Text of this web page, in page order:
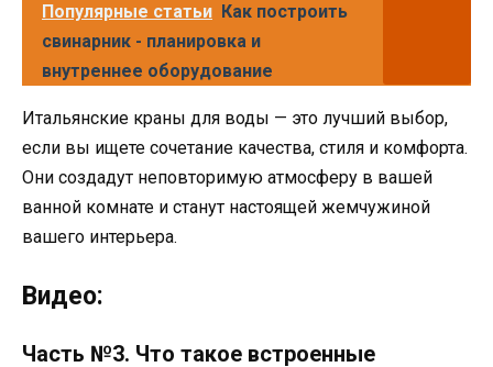
Популярные статьи Как построить
свинарник - планировка и
внутреннее оборудование
Итальянские краны для воды — это лучший выбор,
если вы ищете сочетание качества, стиля и комфорта.
Они создадут неповторимую атмосферу в вашей
ванной комнате и станут настоящей жемчужиной
вашего интерьера.
Видео:
Часть №3. Что такое встроенные